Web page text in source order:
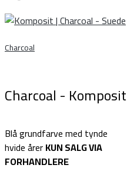
Charcoal
Charcoal - Komposit
Blå grundfarve med tynde
hvide årerKUN SALG VIA
FORHANDLERE